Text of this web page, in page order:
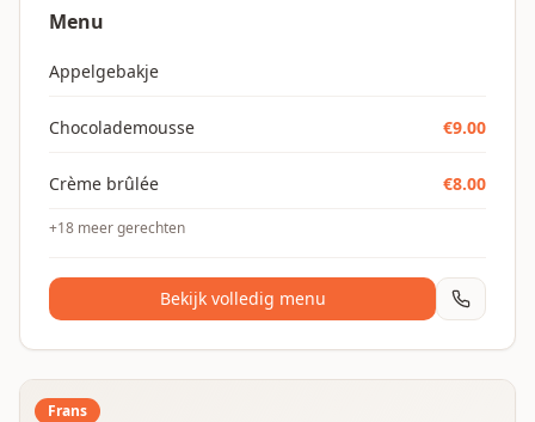
Menu
Appelgebakje
Chocolademousse €9.00
Crème brûlée €8.00
+18 meer gerechten
Bekijk volledig menu
Frans